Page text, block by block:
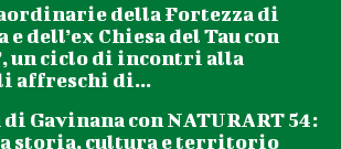
della Fortezza di
e dell’ex Chiesa del Tau con
un ciclo di incontri alla
affreschi di...
Gavinana con NATURART 54:
storia, cultura e territorio